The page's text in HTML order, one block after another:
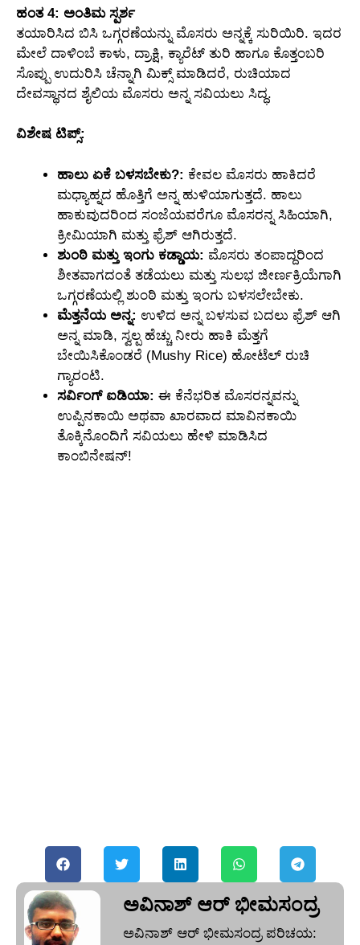
ಹಂತ 4: ಅಂತಿಮ ಸ್ಪರ್ಶ
ತಯಾರಿಸಿದ ಬಿಸಿ ಒಗ್ಗರಣೆಯನ್ನು ಮೊಸರು ಅನ್ನಕ್ಕೆ ಸುರಿಯಿರಿ. ಇದರ
ಮೇಲೆ ದಾಳಿಂಬೆ ಕಾಳು, ದ್ರಾಕ್ಷಿ, ಕ್ಯಾರೆಟ್ ತುರಿ ಹಾಗೂ ಕೊತ್ತಂಬರಿ
ಸೊಪ್ಪು ಉದುರಿಸಿ ಚೆನ್ನಾಗಿ ಮಿಕ್ಸ್ ಮಾಡಿದರೆ, ರುಚಿಯಾದ
ದೇವಸ್ಥಾನದ ಶೈಲಿಯ ಮೊಸರು ಅನ್ನ ಸವಿಯಲು ಸಿದ್ಧ.
ವಿಶೇಷ ಟಿಪ್ಸ್:
ಹಾಲು ಏಕೆ ಬಳಸಬೇಕು?: ಕೇವಲ ಮೊಸರು ಹಾಕಿದರೆ
ಮಧ್ಯಾಹ್ನದ ಹೊತ್ತಿಗೆ ಅನ್ನ ಹುಳಿಯಾಗುತ್ತದೆ. ಹಾಲು
ಹಾಕುವುದರಿಂದ ಸಂಜೆಯವರೆಗೂ ಮೊಸರನ್ನ ಸಿಹಿಯಾಗಿ,
ಕ್ರೀಮಿಯಾಗಿ ಮತ್ತು ಫ್ರೆಶ್ ಆಗಿರುತ್ತದೆ.
ಶುಂಠಿ ಮತ್ತು ಇಂಗು ಕಡ್ಡಾಯ: ಮೊಸರು ತಂಪಾದ್ದರಿಂದ
ಶೀತವಾಗದಂತೆ ತಡೆಯಲು ಮತ್ತು ಸುಲಭ ಜೀರ್ಣಕ್ರಿಯೆಗಾಗಿ
ಒಗ್ಗರಣೆಯಲ್ಲಿ ಶುಂಠಿ ಮತ್ತು ಇಂಗು ಬಳಸಲೇಬೇಕು.
ಮೆತ್ತನೆಯ ಅನ್ನ: ಉಳಿದ ಅನ್ನ ಬಳಸುವ ಬದಲು ಫ್ರೆಶ್ ಆಗಿ
ಅನ್ನ ಮಾಡಿ, ಸ್ವಲ್ಪ ಹೆಚ್ಚು ನೀರು ಹಾಕಿ ಮೆತ್ತಗೆ
ಬೇಯಿಸಿಕೊಂಡರೆ (Mushy Rice) ಹೋಟೆಲ್ ರುಚಿ
ಗ್ಯಾರಂಟಿ.
ಸರ್ವಿಂಗ್ ಐಡಿಯಾ: ಈ ಕೆನೆಭರಿತ ಮೊಸರನ್ನವನ್ನು
ಉಪ್ಪಿನಕಾಯಿ ಅಥವಾ ಖಾರವಾದ ಮಾವಿನಕಾಯಿ
ತೊಕ್ಕಿನೊಂದಿಗೆ ಸವಿಯಲು ಹೇಳಿ ಮಾಡಿಸಿದ
ಕಾಂಬಿನೇಷನ್!
ಅವಿನಾಶ್‌ ಆರ್‌ ಭೀಮಸಂದ್ರ
ಅವಿನಾಶ್‌ ಆರ್‌ ಭೀಮಸಂದ್ರ ಪರಿಚಯ: